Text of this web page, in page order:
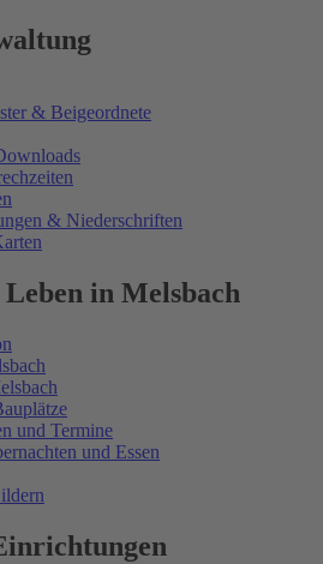
& Beigeordnete
& Niederschriften
in Melsbach
und Termine
und Essen